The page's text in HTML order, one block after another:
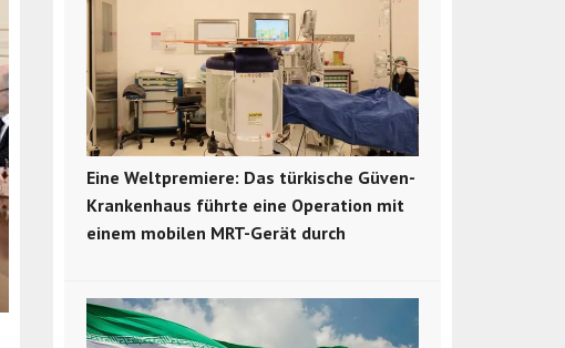
Eine Weltpremiere: Das türkische Güven-
Krankenhaus führte eine Operation mit
einem mobilen MRT-Gerät durch